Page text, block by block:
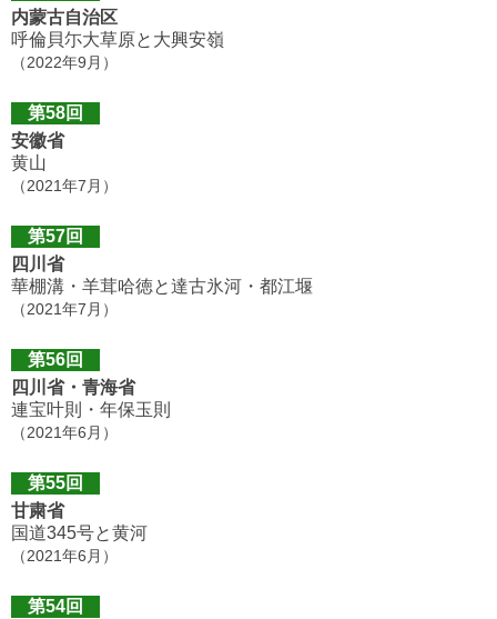
内蒙古自治区
呼倫貝尓大草原と大興安嶺
（2022年9月）
第58回
安徽省
黄山
（2021年7月）
第57回
四川省
華棚溝・羊茸哈徳と達古氷河・都江堰
（2021年7月）
第56回
四川省・青海省
連宝叶則・年保玉則
（2021年6月）
第55回
甘粛省
国道345号と黄河
（2021年6月）
第54回